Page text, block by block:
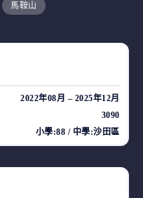
馬鞍山
2022年08月 – 2025年12月
3090
小學:88 / 中學:沙田區